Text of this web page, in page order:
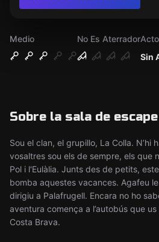
Medio
No Es Aterrador
Sin
Sobre la sala de escape
Sou el clan, el grupillo, La Colla. N’hi
vosaltres sou els de sempre, els que
Pol i l'Eulàlia. Junts des de petits,
bomba aquestes vacances. Agafeu
dirigiu a Palafrugell. Encara no ho
aventura comença a l’autobús que
Costa Brava.